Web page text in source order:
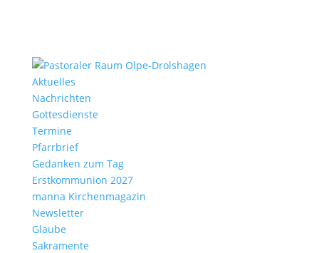
Aktu­elles
Nach­richten
Gottes­dienste
Termine
Pfarr­brief
Gedanken zum Tag
Erst­kom­mu­nion 2027
manna Kirchen­ma­gazin
News­letter
Glaube
Sakra­mente